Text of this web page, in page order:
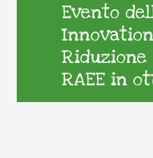
Evento
RAEE in